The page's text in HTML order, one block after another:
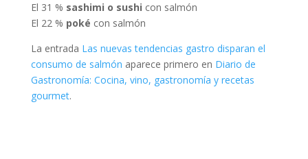
El 31 % sashimi o sushi con salmón
El 22 % poké con salmón
La entrada Las nuevas tendencias gastro disparan el
consumo de salmón aparece primero en Diario de
Gastronomía: Cocina, vino, gastronomía y recetas
gourmet.